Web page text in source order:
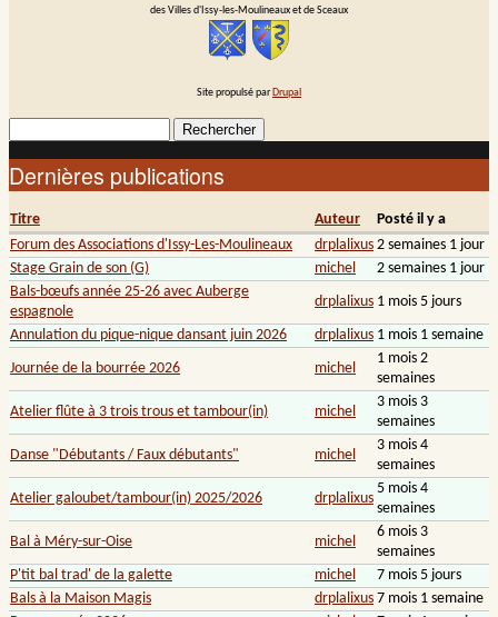
des Villes d'Issy-les-Moulineaux et de Sceaux
Site propulsé parDrupal
Formulaire de recherche
Dernières publications
Titre Auteur
Posté il y a
Forum des Associations d'Issy-Les-Moulineaux
drplalixus 2 semaines 1 jour
Stage Grain de son (G)
michel
2 semaines 1 jour
Bals-bœufs année 25-26 avec Auberge
espagnole
drplalixus 1 mois 5 jours
Annulation du pique-nique dansant juin 2026
drplalixus 1 mois 1 semaine
Journée de la bourrée 2026
michel
1 mois 2
semaines
Atelier flûte à 3 trois trous et tambour(in)
michel
3 mois 3
semaines
Danse "Débutants / Faux débutants"
michel
3 mois 4
semaines
Atelier galoubet/tambour(in) 2025/2026
drplalixus
5 mois 4
semaines
Bal à Méry-sur-Oise
michel
6 mois 3
semaines
P'tit bal trad' de la galette
michel
7 mois 5 jours
Bals à la Maison Magis
drplalixus 7 mois 1 semaine